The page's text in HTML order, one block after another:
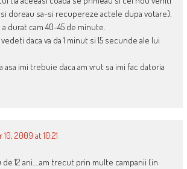
doreau sa-si recupereze actele dupa votare).
durat cam 40-45 de minute.
daca va da 1 minut si 15 secunde ale lui
asa imi trebuie daca am vrut sa imi fac datoria
2009 at 10:21
12 ani….am trecut prin multe campanii (in